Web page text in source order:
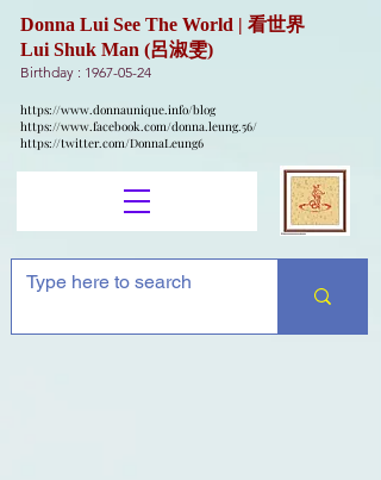
Donna Lui See The World | 看世界
Lui Shuk Man (呂淑雯)
Birthday : 1967-05-24
https://www.donnaunique.info/blog
https://www.facebook.com/donna.leung.56/
https://twitter.com/DonnaLeung6